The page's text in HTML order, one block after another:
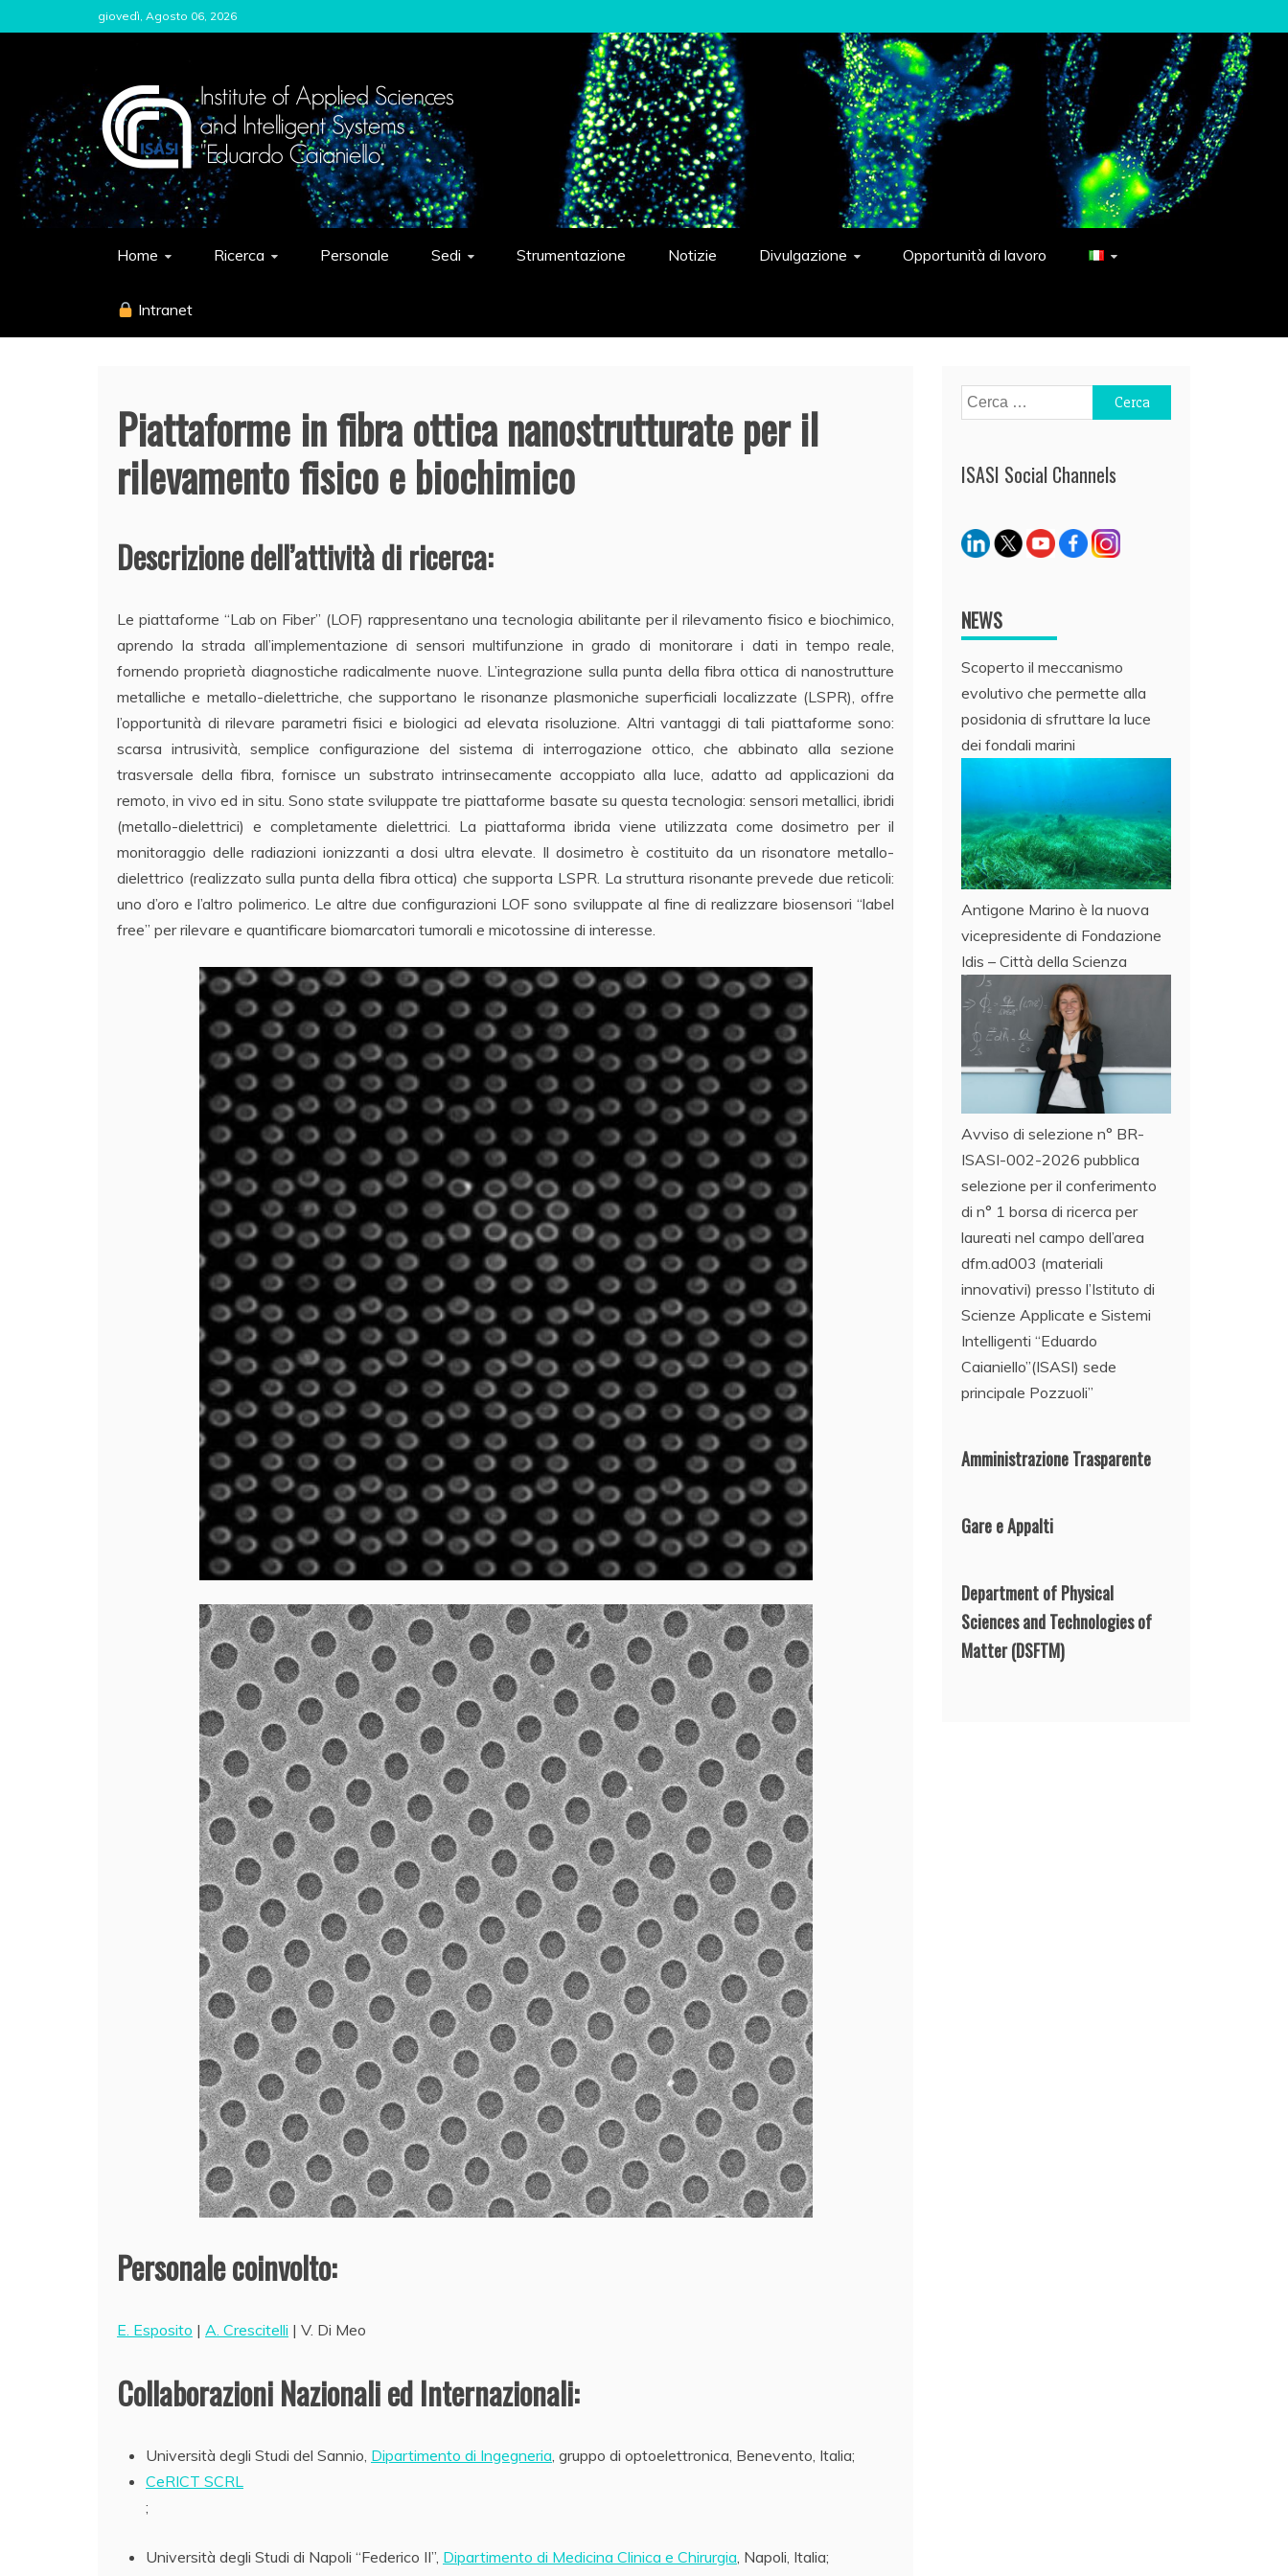
to
giovedì, Agosto 06, 2026
ISASI
Institute of Applied Sciences and Intelligent Systems "Eduardo Caianiello"
Home Ricerca Personale Sedi Strumentazione Notizie Divulgazione Opportunità di lavoro
Intranet
Piattaforme in fibra ottica nanostrutturate per il
rilevamento fisico e biochimico
Descrizione dell’attività di ricerca:
Le piattaforme “Lab on Fiber” (LOF) rappresentano una tecnologia abilitante per il rilevamento fisico e biochimico,
aprendo la strada all’implementazione di sensori multifunzione in grado di monitorare i dati in tempo reale,
fornendo proprietà diagnostiche radicalmente nuove. L’integrazione sulla punta della fibra ottica di nanostrutture
metalliche e metallo-dielettriche, che supportano le risonanze plasmoniche superficiali localizzate (LSPR), offre
l’opportunità di rilevare parametri fisici e biologici ad elevata risoluzione. Altri vantaggi di tali piattaforme sono:
scarsa intrusività, semplice configurazione del sistema di interrogazione ottico, che abbinato alla sezione
trasversale della fibra, fornisce un substrato intrinsecamente accoppiato alla luce, adatto ad applicazioni da
remoto, in vivo ed in situ. Sono state sviluppate tre piattaforme basate su questa tecnologia: sensori metallici, ibridi
(metallo-dielettrici) e completamente dielettrici. La piattaforma ibrida viene utilizzata come dosimetro per il
monitoraggio delle radiazioni ionizzanti a dosi ultra elevate. Il dosimetro è costituito da un risonatore metallo-
dielettrico (realizzato sulla punta della fibra ottica) che supporta LSPR. La struttura risonante prevede due reticoli:
uno d’oro e l’altro polimerico. Le altre due configurazioni LOF sono sviluppate al fine di realizzare biosensori “label
free” per rilevare e quantificare biomarcatori tumorali e micotossine di interesse.
Personale coinvolto:
E. Esposito | A. Crescitelli | V. Di Meo
Collaborazioni Nazionali ed Internazionali:
Università degli Studi del Sannio, Dipartimento di Ingegneria , gruppo di optoelettronica, Benevento, Italia;
CeRICT SCRL
;
Università degli Studi di Napoli “Federico II”, Dipartimento di Medicina Clinica e Chirurgia , Napoli, Italia;
Ricerca
per:
ISASI Social Channels
NEWS
Scoperto il meccanismo
evolutivo che permette alla
posidonia di sfruttare la luce
dei fondali marini
Antigone Marino è la nuova
vicepresidente di Fondazione
Idis – Città della Scienza
Avviso di selezione n° BR-
ISASI-002-2026 pubblica
selezione per il conferimento
di n° 1 borsa di ricerca per
laureati nel campo dell’area
dfm.ad003 (materiali
innovativi) presso l’Istituto di
Scienze Applicate e Sistemi
Intelligenti “Eduardo
Caianiello”(ISASI) sede
principale Pozzuoli”
Amministrazione Trasparente
Gare e Appalti
Department of Physical
Sciences and Technologies of
Matter(DSFTM)